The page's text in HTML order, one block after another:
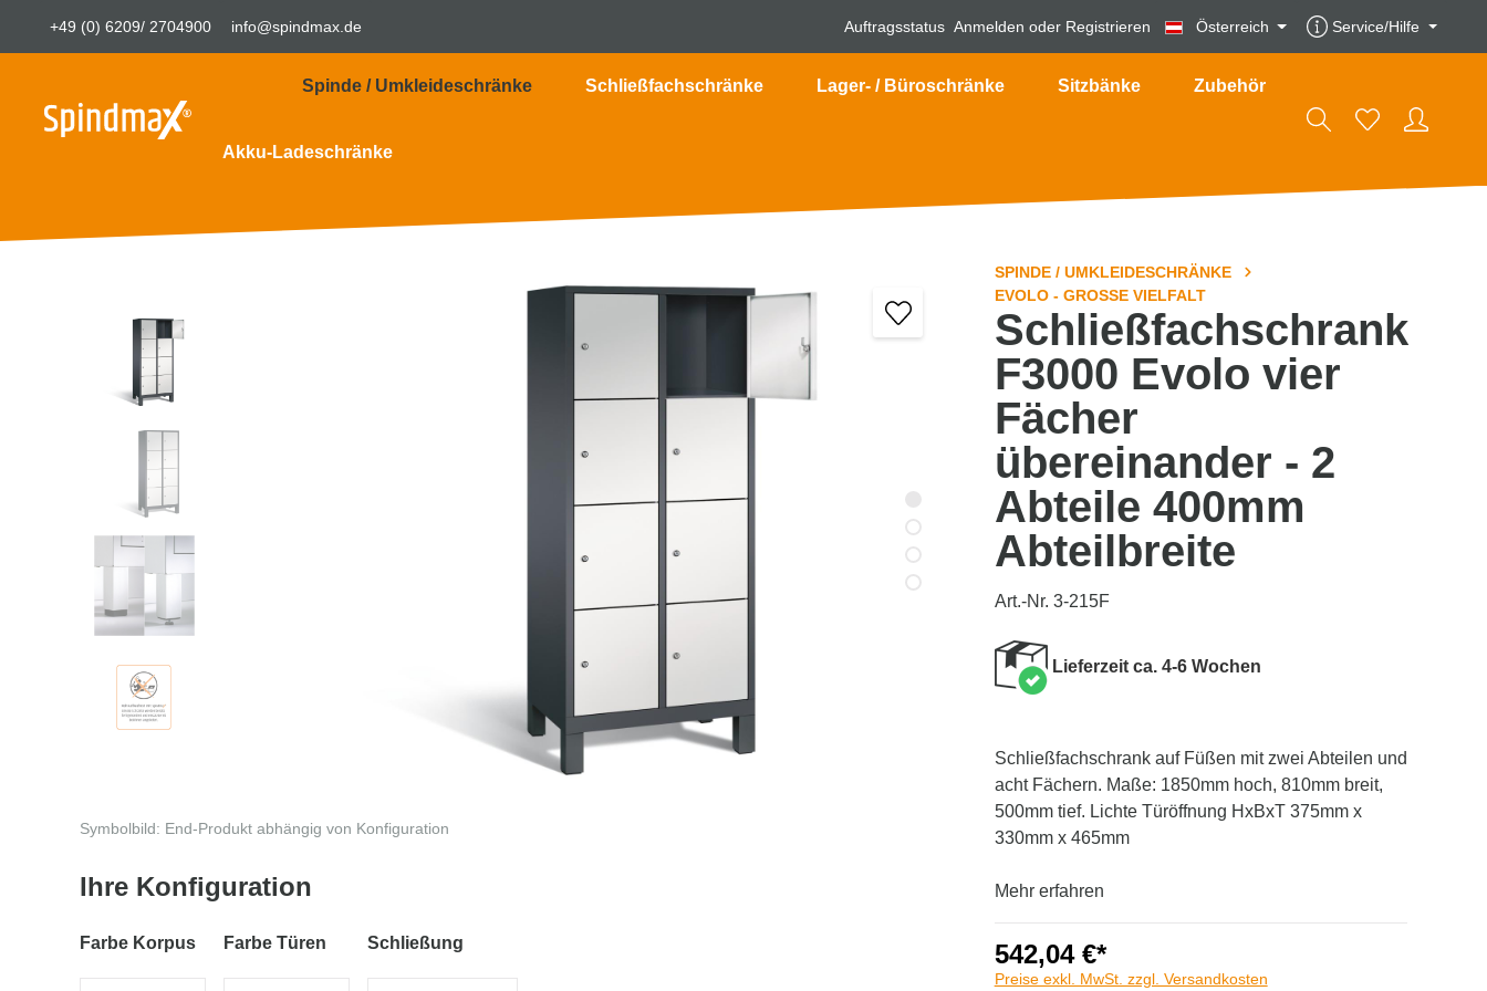
+49 (0) 6209/ 2704900 info@spindmax.de Auftragsstatus Anmelden oder Registrieren Österreich Service/Hilfe
Spinde / Umkleideschränke Schließfachschränke Lager- / Büroschränke Sitzbänke Zubehör
Akku-Ladeschränke
Symbolbild: End-Produkt abhängig von Konfiguration
Ihre Konfiguration
Farbe Korpus Farbe Türen Schließung
SPINDE / UMKLEIDESCHRÄNKE
EVOLO - GROSSE VIELFALT
Schließfachschrank
F3000 Evolo vier
Fächer
übereinander - 2
Abteile 400mm
Abteilbreite
Art.-Nr. 3-215F
Lieferzeit ca. 4-6 Wochen
Schließfachschrank auf Füßen mit zwei Abteilen und
acht Fächern. Maße: 1850mm hoch, 810mm breit,
500mm tief. Lichte Türöffnung HxBxT 375mm x
330mm x 465mm
Mehr erfahren
542,04 €*
Preise exkl. MwSt. zzgl. Versandkosten